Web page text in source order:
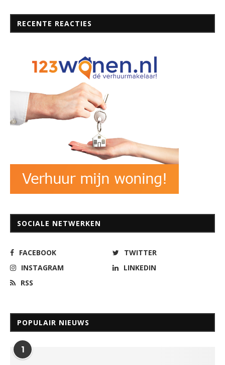
RECENTE REACTIES
SOCIALE NETWERKEN
FACEBOOK
TWITTER
INSTAGRAM
LINKEDIN
RSS
POPULAIR NIEUWS
1